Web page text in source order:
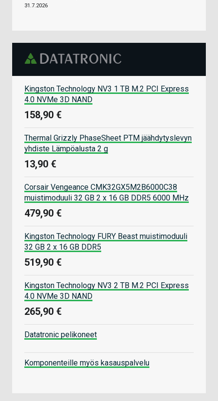
31.7.2026
Kingston Technology NV3 1 TB M.2 PCI Express
4.0 NVMe 3D NAND
158,90 €
Thermal Grizzly PhaseSheet PTM jäähdytyslevyn
yhdiste Lämpöalusta 2 g
13,90 €
Corsair Vengeance CMK32GX5M2B6000C38
muistimoduuli 32 GB 2 x 16 GB DDR5 6000 MHz
479,90 €
Kingston Technology FURY Beast muistimoduuli
32 GB 2 x 16 GB DDR5
519,90 €
Kingston Technology NV3 2 TB M.2 PCI Express
4.0 NVMe 3D NAND
265,90 €
Datatronic pelikoneet
Komponenteille myös kasauspalvelu